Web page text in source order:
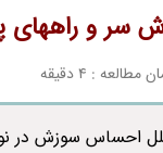
سر و راههای
مطالعه : 4 دقیقه
احساس سوزش در